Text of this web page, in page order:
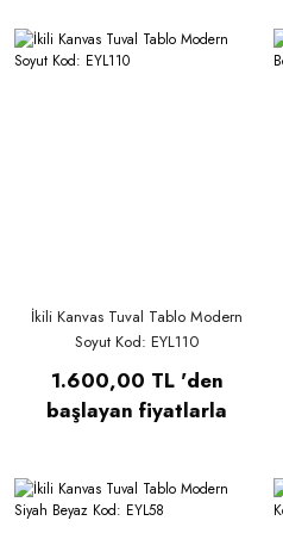
İkili Kanvas Tuval Tablo Modern
Soyut Kod: EYL110
1.600,00 TL 'den
başlayan fiyatlarla